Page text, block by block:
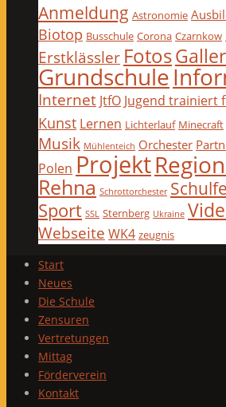
Anmeldung Astronomie
Biotop Busschule Corona Czarnkow
Erstklässler Fotos
Grundschule
Internet JtfO Jugend trainiert
Kunst Lernen Lichterlauf Minecraft
Musik Mühlenteich Orchester
Polen Projekt
Rehna Schrottorchester
Sport SSL Sternberg Ukraine
Webseite WK4 zeugnis
Start
Neues
Die Schule
Zensuren
Vertretungen
Mittag
Förderverein
Kontakt